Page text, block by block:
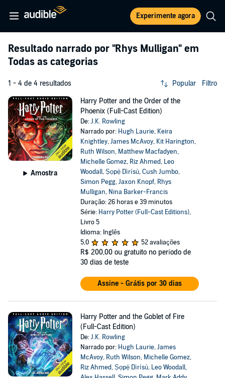
Experimente agora
Resultado narrado por "Rhys Mulligan" em
Todas as categorias
1 - 4 de 4 resultados Popular Filtro
Amostra
Harry Potter and the Order of the
Phoenix (Full-Cast Edition)
De:J.K. Rowling
Narrado por: Hugh Laurie, Keira
Knightley,James McAvoy, Kit Harington,
Ruth Wilson, Matthew Macfadyen,
Michelle Gomez, Riz Ahmed, Leo
Woodall,Ṣọpẹ́ Dìrísù,Cush Jumbo,
Simon Pegg,Jaxon Knopf, Rhys
Mulligan, Nina Barker-Francis
Duração: 26 horas e 39 minutos
Série: Harry Potter (Full-Cast Editions),
Livro 5
Idioma: Inglês
5,0
52 avaliações
R$ 200,00 ou gratuito no período de
30 dias de teste
Assine - Grátis por 30 dias
Harry Potter and the Goblet of Fire
(Full-Cast Edition)
De:J.K. Rowling
Narrado por: Hugh Laurie,James
McAvoy, Ruth Wilson, Michelle Gomez,
Riz Ahmed,Ṣọpẹ́ Dìrísù, Leo Woodall,